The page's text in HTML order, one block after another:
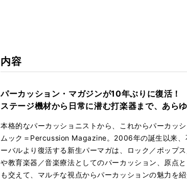
内容
パーカッション・マガジンが10年ぶりに復活！
ステージ機材から日常に潜む打楽器まで、あら
本格的なパーカッショニストから、これからパーカッ
ムック＝Percussion Magazine。2006年の誕⽣以来
ーバルより復活する新⽣パーマガは、ロック／ポップ
や教育楽器／⾳楽療法としてのパーカッション、原点
も交えて、マルチな視点からパーカッションの魅⼒を